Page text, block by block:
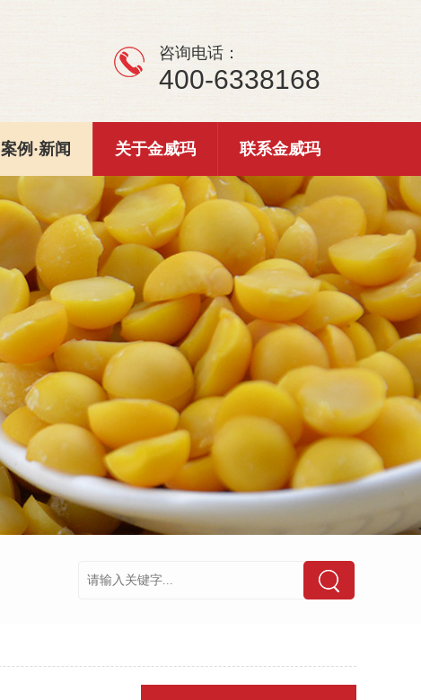
咨询电话：
400-6338168
案例·新闻 关于金威玛 联系金威玛